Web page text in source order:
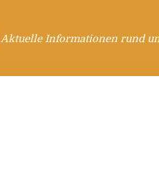
Aktuelle Informationen rund